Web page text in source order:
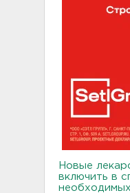
Новые
включить в